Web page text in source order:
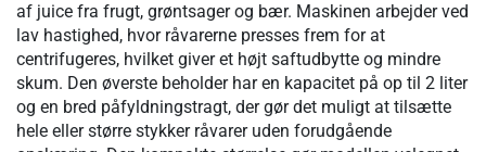
af juice fra frugt, grøntsager og bær. Maskinen arbejder ved
lav hastighed, hvor råvarerne presses frem for at
centrifugeres, hvilket giver et højt saftudbytte og mindre
skum. Den øverste beholder har en kapacitet på op til 2 liter
og en bred påfyldningstragt, der gør det muligt at tilsætte
hele eller større stykker råvarer uden forudgående